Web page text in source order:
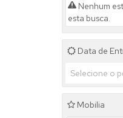
Nenhum
esta busca.
Data de
Mobilia